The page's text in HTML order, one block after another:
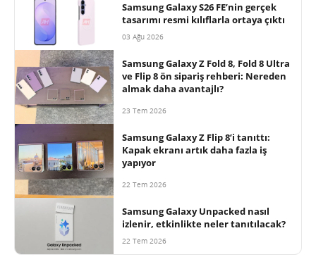
Samsung Galaxy S26 FE’nin gerçek
tasarımı resmi kılıflarla ortaya çıktı
03 Ağu 2026
Samsung Galaxy Z Fold 8, Fold 8 Ultra
ve Flip 8 ön sipariş rehberi: Nereden
almak daha avantajlı?
23 Tem 2026
Samsung Galaxy Z Flip 8’i tanıttı:
Kapak ekranı artık daha fazla iş
yapıyor
22 Tem 2026
Samsung Galaxy Unpacked nasıl
izlenir, etkinlikte neler tanıtılacak?
22 Tem 2026